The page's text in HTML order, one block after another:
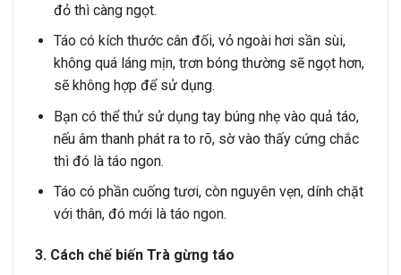
đỏ thì càng ngọt.
Táo có kích thước cân đối, vỏ ngoài hơi sần sùi,
không quá láng mịn, trơn bóng thường sẽ ngọt hơn,
sẽ không hợp để sử dụng.
Bạn có thể thử sử dụng tay búng nhẹ vào quả táo,
nếu âm thanh phát ra to rõ, sờ vào thấy cứng chắc
thì đó là táo ngon.
Táo có phần cuống tươi, còn nguyên vẹn, dính chặt
với thân, đó mới là táo ngon.
3. Cách chế biến Trà gừng táo